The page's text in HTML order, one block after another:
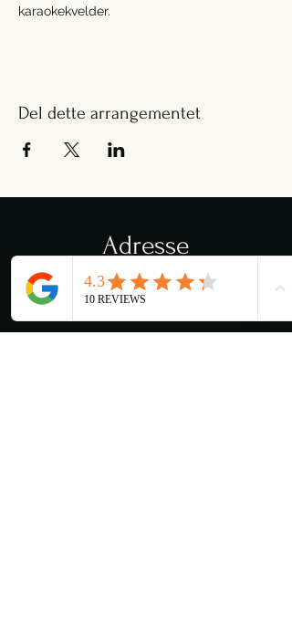
karaokekvelder.
Del dette arrangementet
Adresse
Torvveien 12c
1383 Asker